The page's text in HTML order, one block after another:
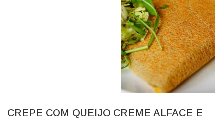
CREPE COM QUEIJO CREME ALFACE E